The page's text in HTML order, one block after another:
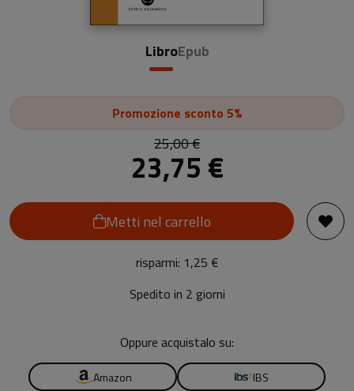
LibroEpub
Promozione sconto 5%
25,00 €
23,75 €
Metti nel carrello
risparmi: 1,25 €
Spedito in 2 giorni
Oppure acquistalo su:
Amazon IBS